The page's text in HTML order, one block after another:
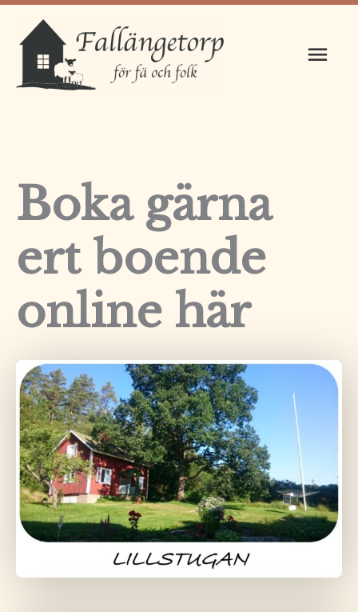
Hoppa
innehåll
Boka gärna
ert boende
online här